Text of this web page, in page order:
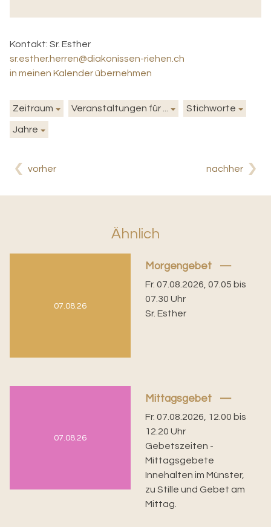
Kontakt: Sr. Esther
sr.esther.herren@diakonissen-riehen.ch
in meinen Kalender übernehmen
Zeitraum Veranstaltungen für ... Stichworte
Jahre
vorher nachher
Ähnlich
07.08.26
Morgengebet
Fr. 07.08.2026, 07.05 bis
07.30 Uhr
Sr. Esther
07.08.26
Mittagsgebet
Fr. 07.08.2026, 12.00 bis
12.20 Uhr
Gebetszeiten -
Mittagsgebete
Innehalten im Münster,
zu Stille und Gebet am
Mittag.